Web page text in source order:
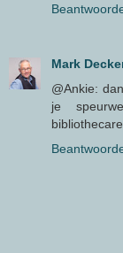
Mark
@Ankie:
je